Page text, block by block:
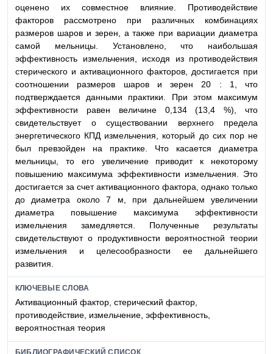
оценено их совместное влияние. Противодействие
факторов рассмотрено при различных комбинациях
размеров шаров и зерен, а также при вариации диаметра
самой мельницы. Установлено, что наибольшая
эффективность измельчения, исходя из противодействия
стерического и активационного факторов, достигается при
соотношении размеров шаров и зерен 20 : 1, что
подтверждается данными практики. При этом максимум
эффективности равен величине 0,134 (13,4 %), что
свидетельствует о существовании верхнего предела
энергетического КПД измельчения, который до сих пор не
был превзойден на практике. Что касается диаметра
мельницы, то его увеличение приводит к некоторому
повышению максимума эффективности измельчения. Это
достигается за счет активационного фактора, однако только
до диаметра около 7 м, при дальнейшем увеличении
диаметра повышение максимума эффективности
измельчения замедляется. Полученные результаты
свидетельствуют о продуктивности вероятностной теории
измельчения и целесообразности ее дальнейшего
развития.
КЛЮЧЕВЫЕ СЛОВА
Активационный фактор, стерический фактор,
противодействие, измельчение, эффективность,
вероятностная теория